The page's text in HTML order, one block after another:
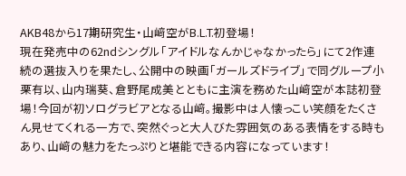
AKB48から17期研究生・山﨑空がB.L.T.初登場！
現在発売中の62ndシングル「アイドルなんかじゃなかったら」 にて2作連
続の選抜入りを果たし、公開中の映画「ガールズドライブ」で同グループ小
栗有以、山内瑞葵、倉野尾成美とともに主演を務めた山﨑空が本誌初登
場！今回が初ソログラビアとなる山﨑。撮影中は人懐っこい笑顔をたくさ
ん見せてくれる一方で、突然ぐっと大人びた雰囲気のある表情をする時も
あり、山﨑の魅力をたっぷりと堪能できる内容になっています！